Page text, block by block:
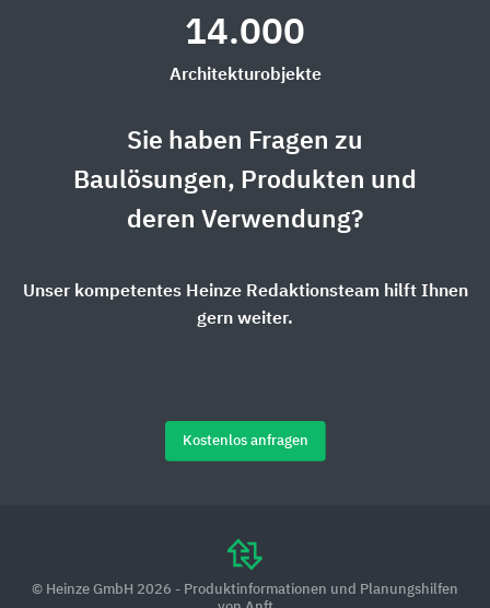
14.000
Architekturobjekte
Sie haben Fragen zu
Baulösungen, Produkten und
deren Verwendung?
Unser kompetentes Heinze Redaktionsteam hilft Ihnen
gern weiter.
Kostenlos anfragen
© Heinze GmbH 2026 - Produktinformationen und Planungshilfen